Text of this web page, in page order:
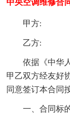
中央空调维修合
甲方:
乙方:
依据《中华
甲乙双方经友好
同意签订本合同
一、合同标